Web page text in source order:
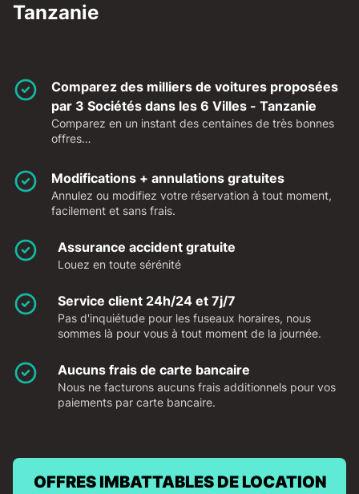
Tanzanie
Comparez des milliers de voitures proposées
par 3 Sociétés dans les 6 Villes - Tanzanie
Comparez en un instant des centaines de très bonnes
offres…
Modifications + annulations gratuites
Annulez ou modifiez votre réservation à tout moment,
facilement et sans frais.
Assurance accident gratuite
Louez en toute sérénité
Service client 24h/24 et 7j/7
Pas d'inquiétude pour les fuseaux horaires, nous
sommes là pour vous à tout moment de la journée.
Aucuns frais de carte bancaire
Nous ne facturons aucuns frais additionnels pour vos
paiements par carte bancaire.
OFFRES IMBATTABLES DE LOCATION